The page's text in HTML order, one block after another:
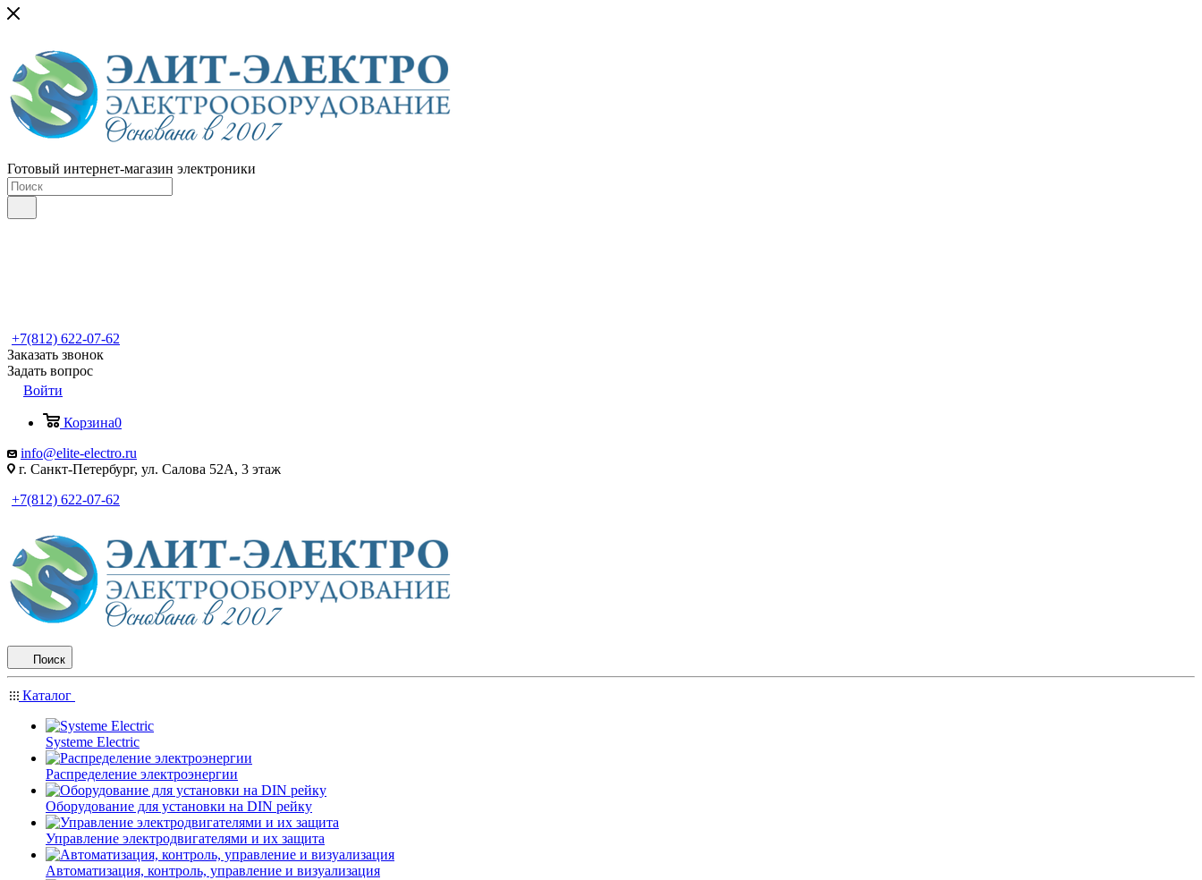
Готовый интернет-магазин электроники
+7(812) 622-07-62
Заказать звонок
Задать вопрос
Войти
Корзина0
info@elite-electro.ru
г. Санкт-Петербург, ул. Салова 52А, 3 этаж
+7(812) 622-07-62
Поиск
Каталог
Systeme Electric
Распределение электроэнергии
Оборудование для установки на DIN рейку
Управление электродвигателями и их защита
Автоматизация, контроль, управление и визуализация